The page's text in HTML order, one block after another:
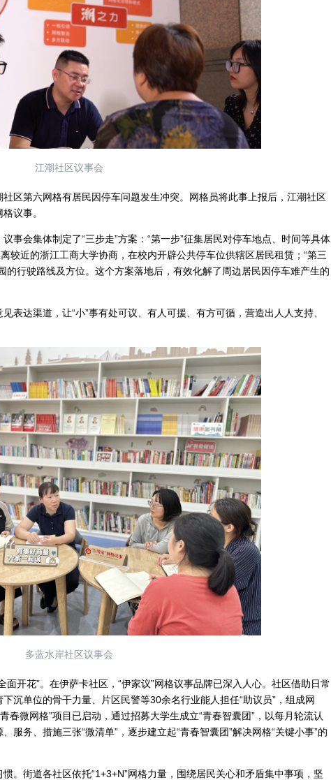
江潮社区议事会
第六网格有居民因停车问题发生冲突。网格员将此事上报后，江潮社区
议事。
会集体制定了“三步走”方案：“第一步”征集居民对停车地点、时间等具体
较近的浙江工商大学协商，在校内开辟公共停车位供辖区居民租赁；“第三
的行驶路线及方位。这个方案落地后，有效化解了周边居民因停车难产生的
达渠道，让“小”事有处可议、有人可援、有方可循，营造出人人支持、
多蓝水岸社区议事会
开花”。在伊萨卡社区，“伊家议”网格议事品牌已深入人心。社区借助日常
沉单位的骨干力量、片区民警等30余名行业能人担任“助议员”，组成网
春微网格”项目已启动，通过招募大学生成立“青春智囊团”，以每月轮流认
服务、措施三张“微清单”，逐步建立起“青春智囊团”解决网格“关键小事”的
街道各社区依托“1+3+N”网格力量，围绕居民关心和矛盾集中事项，坚